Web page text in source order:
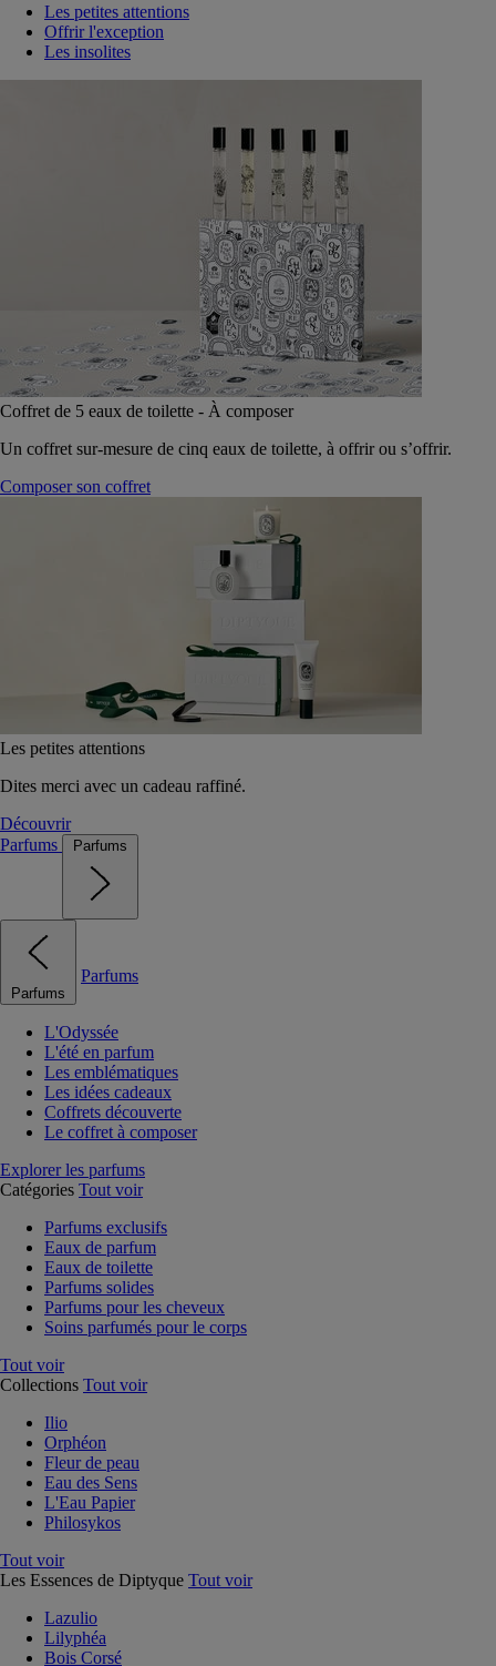
Les petites attentions
Offrir l'exception
Les insolites
Coffret de 5 eaux de toilette - À composer
Un coffret sur-mesure de cinq eaux de toilette, à offrir ou s’offrir.
Composer son coffret
Les petites attentions
Dites merci avec un cadeau raffiné.
Découvrir
Parfums
Parfums
Parfums
Parfums
L'Odyssée
L'été en parfum
Les emblématiques
Les idées cadeaux
Coffrets découverte
Le coffret à composer
Explorer les parfums
Catégories Tout voir
Parfums exclusifs
Eaux de parfum
Eaux de toilette
Parfums solides
Parfums pour les cheveux
Soins parfumés pour le corps
Tout voir
Collections Tout voir
Ilio
Orphéon
Fleur de peau
Eau des Sens
L'Eau Papier
Philosykos
Tout voir
Les Essences de Diptyque Tout voir
Lazulio
Lilyphéa
Bois Corsé